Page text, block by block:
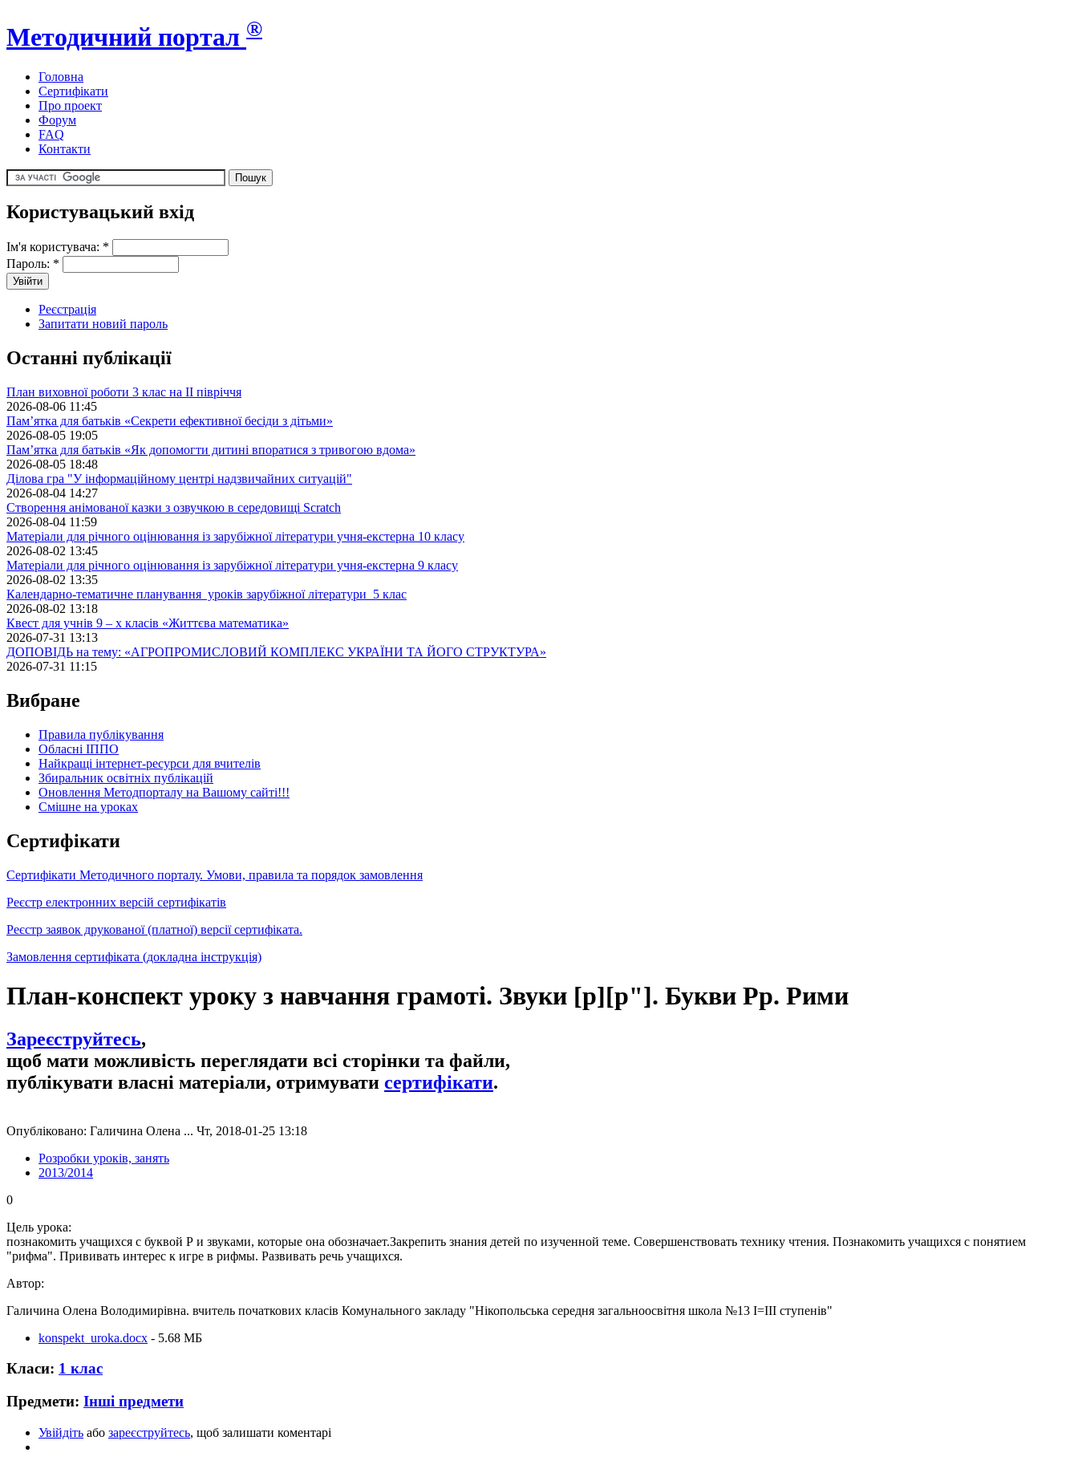
Методичний портал ®
Головна
Сертифікати
Про проект
Форум
FAQ
Контакти
Користувацький вхід
Ім'я користувача: *
Пароль: *
Реєстрація
Запитати новий пароль
Останні публікації
План виховної роботи 3 клас на II півріччя
2026-08-06 11:45
Пам’ятка для батьків «Секрети ефективної бесіди з дітьми»
2026-08-05 19:05
Пам’ятка для батьків «Як допомогти дитині впоратися з тривогою вдома»
2026-08-05 18:48
Ділова гра "У інформаційному центрі надзвичайних ситуацій"
2026-08-04 14:27
Створення анімованої казки з озвучкою в середовищі Scratch
2026-08-04 11:59
Матеріали для річного оцінювання із зарубіжної літератури учня-екстерна 10 класу
2026-08-02 13:45
Матеріали для річного оцінювання із зарубіжної літератури учня-екстерна 9 класу
2026-08-02 13:35
Календарно-тематичне планування уроків зарубіжної літератури 5 клас
2026-08-02 13:18
Квест для учнів 9 – х класів «Життєва математика»
2026-07-31 13:13
ДОПОВІДЬ на тему: «АГРОПРОМИСЛОВИЙ КОМПЛЕКС УКРАЇНИ ТА ЙОГО СТРУКТУРА»
2026-07-31 11:15
Вибране
Правила публікування
Обласні ІППО
Найкращі інтернет-ресурси для вчителів
Збиральник освітніх публікацій
Оновлення Методпорталу на Вашому сайті!!!
Cмішне на уроках
Сертифікати
Сертифікати Методичного порталу. Умови, правила та порядок замовлення
Реєстр електронних версій сертифікатів
Реєстр заявок друкованої (платної) версії сертифіката.
Замовлення сертифіката (докладна інструкція)
План-конспект уроку з навчання грамоті. Звуки [р][р"]. Букви Рр. Рими
Зареєструйтесь,
щоб мати можливість переглядати всі сторінки та файли,
публікувати власні матеріали, отримувати сертифікати.
Опубліковано: Галичина Олена ... Чт, 2018-01-25 13:18
Розробки уроків, занять
2013/2014
0
Цель урока:
познакомить учащихся с буквой Р и звуками, которые она обозначает.Закрепить знания детей по изученной теме. Совершенствовать технику чтения. Познакомить учащихся с понятием
"рифма". Прививать интерес к игре в рифмы. Развивать речь учащихся.
Автор:
Галичина Олена Володимирівна. вчитель початкових класів Комунального закладу "Нікопольська середня загальноосвітня школа №13 І=ІІІ ступенів"
konspekt_uroka.docx - 5.68 MБ
Класи: 1 клас
Предмети: Інші предмети
Увійдіть або зареєструйтесь, щоб залишати коментарі